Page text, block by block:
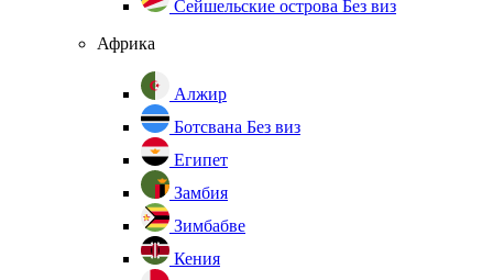
Сейшельские острова Без виз
Африка
Алжир
Ботсвана Без виз
Египет
Замбия
Зимбабве
Кения